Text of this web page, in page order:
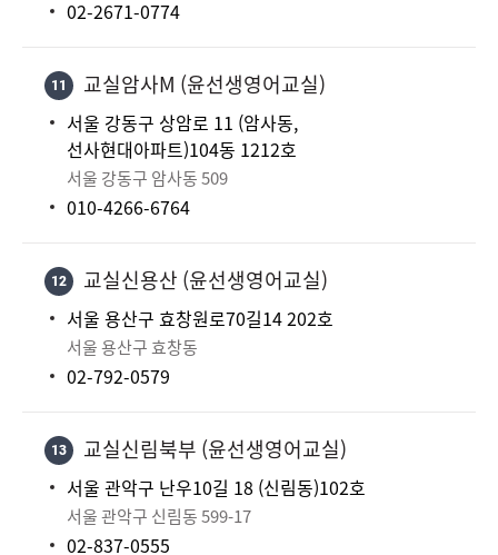
02-2671-0774
11 교실암사M (윤선생영어교실)
서울 강동구 상암로 11 (암사동,
선사현대아파트)104동 1212호
서울 강동구 암사동 509
010-4266-6764
12 교실신용산 (윤선생영어교실)
서울 용산구 효창원로70길14 202호
서울 용산구 효창동
02-792-0579
13 교실신림북부 (윤선생영어교실)
서울 관악구 난우10길 18 (신림동)102호
서울 관악구 신림동 599-17
02-837-0555